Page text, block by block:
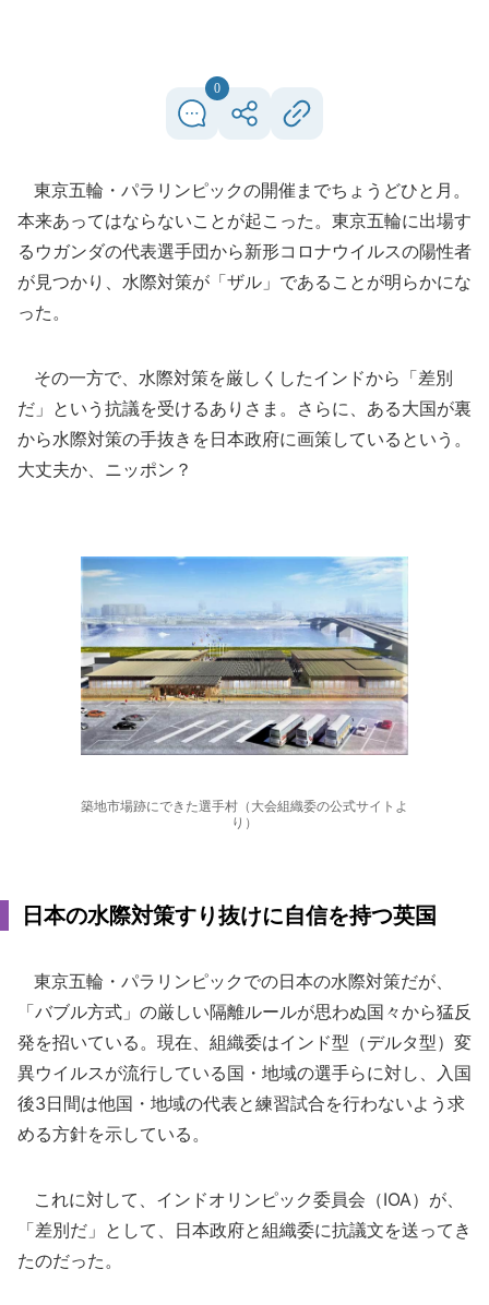
0
東京五輪・パラリンピックの開催までちょうどひと月。
本来あってはならないことが起こった。東京五輪に出場す
るウガンダの代表選手団から新形コロナウイルスの陽性者
が見つかり、水際対策が「ザル」であることが明らかにな
った。
その一方で、水際対策を厳しくしたインドから「差別
だ」という抗議を受けるありさま。さらに、ある大国が裏
から水際対策の手抜きを日本政府に画策しているという。
大丈夫か、ニッポン？
築地市場跡にできた選手村（大会組織委の公式サイトよ
り）
日本の水際対策すり抜けに自信を持つ英国
東京五輪・パラリンピックでの日本の水際対策だが、
「バブル方式」の厳しい隔離ルールが思わぬ国々から猛反
発を招いている。現在、組織委はインド型（デルタ型）変
異ウイルスが流行している国・地域の選手らに対し、入国
後3日間は他国・地域の代表と練習試合を行わないよう求
める方針を示している。
これに対して、インドオリンピック委員会（IOA）が、
「差別だ」として、日本政府と組織委に抗議文を送ってき
たのだった。